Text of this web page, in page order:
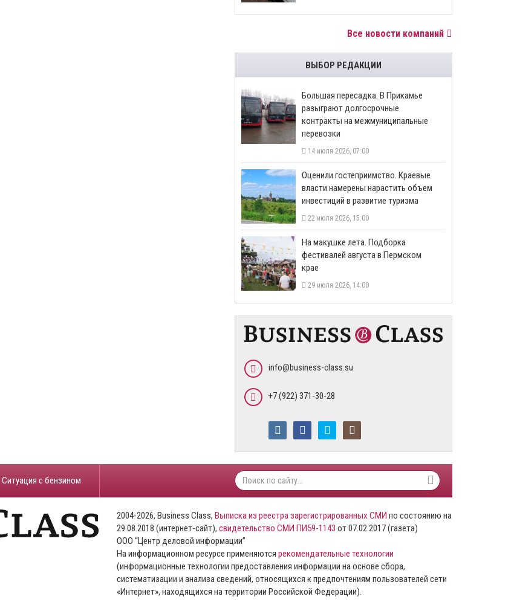
Все новости компаний
ВЫБОР РЕДАКЦИИ
Большая пересадка. В Прикамье
разыграют долгосрочные
контракты на межмуниципальные
перевозки
14 июля 2026, 07:00
Оценили гостеприимство. Краевые
власти намерены нарастить объем
инвестиций в развитие туризма
22 июля 2026, 15:00
На макушке лета. Подборка
фестивалей августа в Пермском
крае
29 июля 2026, 14:00
info@business-class.su
+7 (922) 371-30-28
​Ситуация с бензином
2004-2026, Business Class, Выписка из реестра зарегистрированных СМИ по состоянию на
29.08.2018 (интернет-сайт), свидетельство СМИ ПИ59-1143 от 07.02.2017 (газета)
ООО “Центр деловой информации”
На информационном ресурсе применяются рекомендательные технологии
(информационные технологии предоставления информации на основе сбора,
систематизации и анализа сведений, относящихся к предпочтениям пользователей сети
«Интернет», находящихся на территории Российской Федерации).